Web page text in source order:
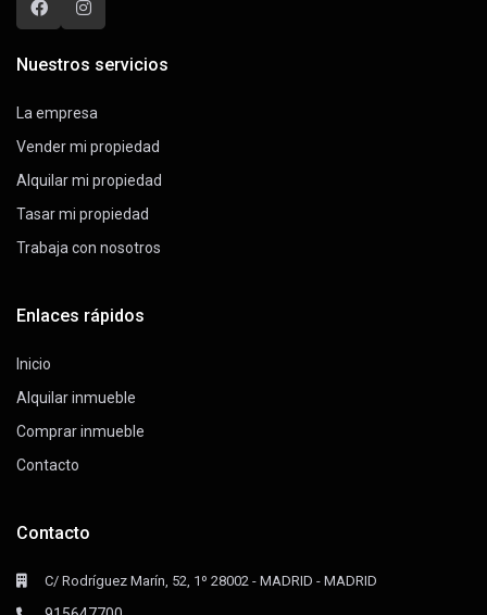
Nuestros servicios
La empresa
Vender mi propiedad
Alquilar mi propiedad
Tasar mi propiedad
Trabaja con nosotros
Enlaces rápidos
Inicio
Alquilar inmueble
Comprar inmueble
Contacto
Contacto
C/ Rodríguez Marín, 52, 1º 28002 - MADRID - MADRID